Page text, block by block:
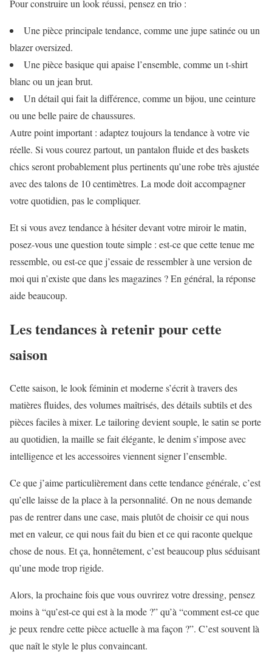
Pour construire un look réussi, pensez en trio :
Une pièce principale tendance, comme une jupe satinée ou un
blazer oversized.
Une pièce basique qui apaise l’ensemble, comme un t-shirt
blanc ou un jean brut.
Un détail qui fait la différence, comme un bijou, une ceinture
ou une belle paire de chaussures.
Autre point important : adaptez toujours la tendance à votre vie
réelle. Si vous courez partout, un pantalon fluide et des baskets
chics seront probablement plus pertinents qu’une robe très ajustée
avec des talons de 10 centimètres. La mode doit accompagner
votre quotidien, pas le compliquer.
Et si vous avez tendance à hésiter devant votre miroir le matin,
posez-vous une question toute simple : est-ce que cette tenue me
ressemble, ou est-ce que j’essaie de ressembler à une version de
moi qui n’existe que dans les magazines ? En général, la réponse
aide beaucoup.
Les tendances à retenir pour cette
saison
Cette saison, le look féminin et moderne s’écrit à travers des
matières fluides, des volumes maîtrisés, des détails subtils et des
pièces faciles à mixer. Le tailoring devient souple, le satin se porte
au quotidien, la maille se fait élégante, le denim s’impose avec
intelligence et les accessoires viennent signer l’ensemble.
Ce que j’aime particulièrement dans cette tendance générale, c’est
qu’elle laisse de la place à la personnalité. On ne nous demande
pas de rentrer dans une case, mais plutôt de choisir ce qui nous
met en valeur, ce qui nous fait du bien et ce qui raconte quelque
chose de nous. Et ça, honnêtement, c’est beaucoup plus séduisant
qu’une mode trop rigide.
Alors, la prochaine fois que vous ouvrirez votre dressing, pensez
moins à “qu’est-ce qui est à la mode ?” qu’à “comment est-ce que
je peux rendre cette pièce actuelle à ma façon ?”. C’est souvent là
que naît le style le plus convaincant.